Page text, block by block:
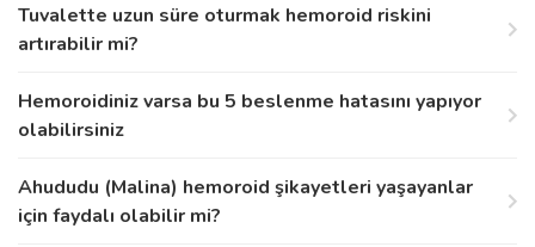
Tuvalette uzun süre oturmak hemoroid riskini
artırabilir mi?
Hemoroidiniz varsa bu 5 beslenme hatasını yapıyor
olabilirsiniz
Ahududu (Malina) hemoroid şikayetleri yaşayanlar
için faydalı olabilir mi?